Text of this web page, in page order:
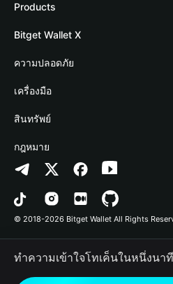
เกี่ยวกับ Bitget Wallet
Blog
Academy
ข่าวสารด้านคริปโต
ศูนย์ช่วยเหลือ
ติดต่อเรา
ทรัพยากรข้อมูลของแบรนด์
อาชีพ
Products
Crypto Card
Stablecoin Earn
Payfi Crypto
Crypto Swap API
Altcoin Season Index
Prediction Markets
DApp
RWA
Bitget Wallet X
นักพัฒนา
เชื่อมต่อ Wallet
Bitget Wallet Pay
ลิสต์โปรเจกต์
ความปลอดภัย
Protection Fund
เทคโนโลยีความปลอดภัย
เครื่องมือ
ซื้อคริปโต
การตรวจจับการอนุญาต
การตรวจจับสัญญา
การโอนเป็นชุด
สินทรัพย์
Arbitrum
Avalanche
Bitcoin
Polygon
กฎหมาย
นโยบายความเป็นส่วนตัว
ข้อตกลงในการใช้บริการ
© 2018-2026 Bitget Wallet All Rights
ทำความเข้าใจโทเค็นในหนึ่งนา